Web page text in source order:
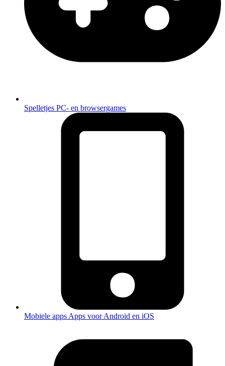
Spelletjes PC- en browsergames
Mobiele apps Apps voor Android en iOS